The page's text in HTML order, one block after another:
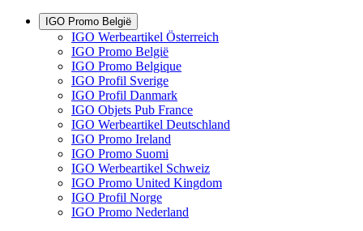
IGO Promo België
IGO Werbeartikel Österreich
IGO Promo België
IGO Promo Belgique
IGO Profil Sverige
IGO Profil Danmark
IGO Objets Pub France
IGO Werbeartikel Deutschland
IGO Promo Ireland
IGO Promo Suomi
IGO Werbeartikel Schweiz
IGO Promo United Kingdom
IGO Profil Norge
IGO Promo Nederland